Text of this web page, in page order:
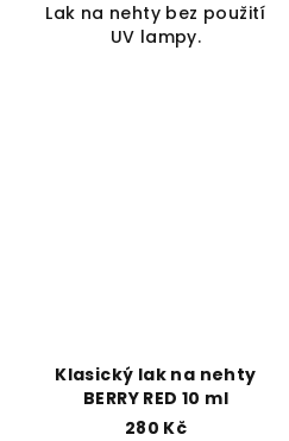
Lak na nehty bez použití
UV lampy.
Klasický lak na nehty
BERRY RED 10 ml
280 Kč